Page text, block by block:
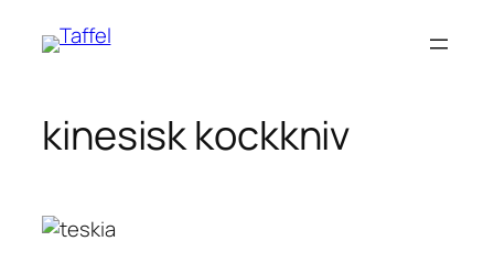
Hoppa
kinesisk kockkniv